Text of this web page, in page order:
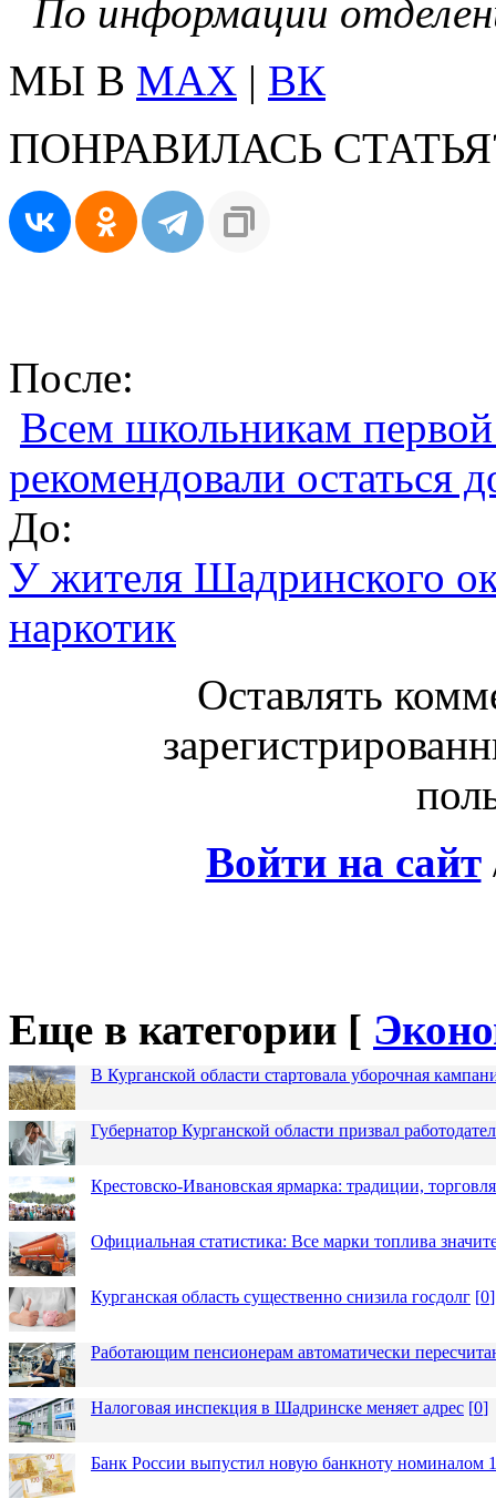
По информации
МЫ В MAX | ВК
ПОНРАВИЛАСЬ
После:
Всем школьникам
рекомендовали остаться
До:
У жителя Шадринского
наркотик
Оставлять
Войти на сайт
Еще в категории [
В Курганской области стартовала уборочная
Губернатор Курганской области призвал
Крестовско-Ивановская ярмарка: традиции,
Официальная статистика: Все марки топлива
Курганская область существенно снизила госдолг [0]
Работающим пенсионерам автоматически
Налоговая инспекция в Шадринске меняет адрес [0]
Банк России выпустил новую банкноту номиналом